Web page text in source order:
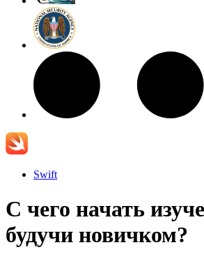
Swift
С чего начать
будучи новичком?